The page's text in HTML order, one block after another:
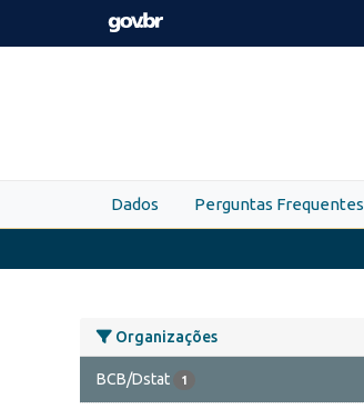
Skip to main content
Dados Perguntas Frequentes
Organizações
BCB/Dstat 1